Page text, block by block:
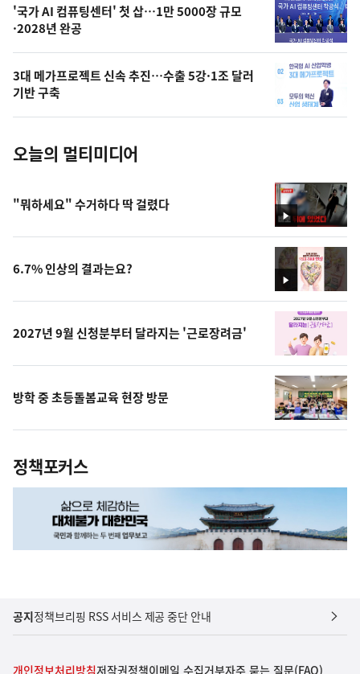
오
의
사
진
'국가 AI 컴퓨팅센터' 첫 삽…1만 5000장 규모
·2028년 완공
3대 메가프로젝트 신속 추진…수출 5강·1조 달러
기반 구축
오늘의 멀티미디어
영
상
"뭐하세요" 수거하다 딱 걸렸다
영
상
6.7% 인상의 결과는요?
2027년 9월 신청분부터 달라지는 '근로장려금'
방학 중 초등돌봄교육 현장 방문
정책포커스
공지정책브리핑 RSS 서비스 제공 중단 안내
개인정보처리방침저작권정책이메일 수집거부자주 묻는 질문(FAQ)